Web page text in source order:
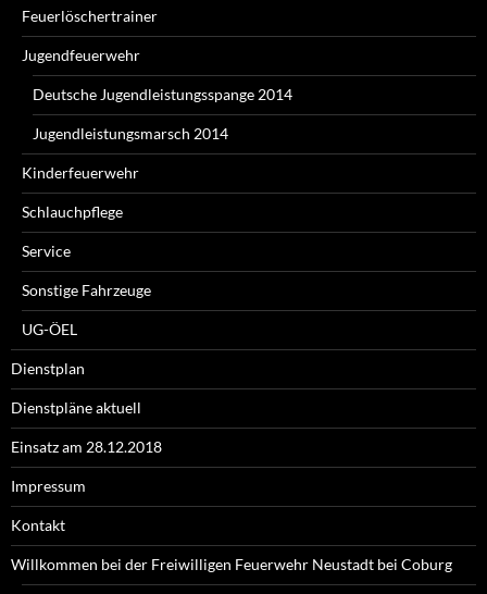
Feuerlöschertrainer
Jugendfeuerwehr
Deutsche Jugendleistungsspange 2014
Jugendleistungsmarsch 2014
Kinderfeuerwehr
Schlauchpflege
Service
Sonstige Fahrzeuge
UG-ÖEL
Dienstplan
Dienstpläne aktuell
Einsatz am 28.12.2018
Impressum
Kontakt
Willkommen bei der Freiwilligen Feuerwehr Neustadt bei Coburg